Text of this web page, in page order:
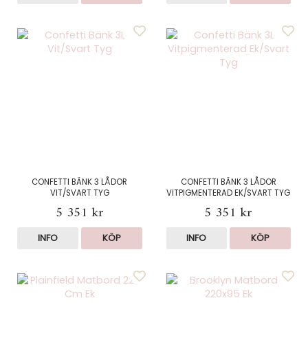
CONFETTI BÄNK 3 LÅDOR
VIT/SVART TYG
5 351 kr
INFO KÖP
CONFETTI BÄNK 3 LÅDOR
VITPIGMENTERAD EK/SVART TYG
5 351 kr
INFO KÖP